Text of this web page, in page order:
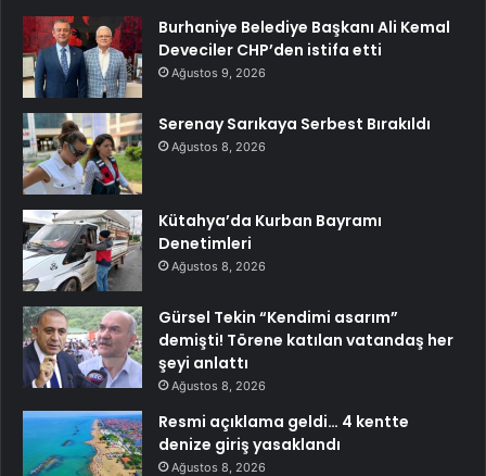
Burhaniye Belediye Başkanı Ali Kemal
Deveciler CHP’den istifa etti
Ağustos 9, 2026
Serenay Sarıkaya Serbest Bırakıldı
Ağustos 8, 2026
Kütahya’da Kurban Bayramı
Denetimleri
Ağustos 8, 2026
Gürsel Tekin “Kendimi asarım”
demişti! Törene katılan vatandaş her
şeyi anlattı
Ağustos 8, 2026
Resmi açıklama geldi… 4 kentte
denize giriş yasaklandı
Ağustos 8, 2026